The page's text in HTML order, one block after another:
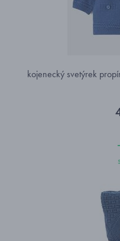
kojenecký svetýrek